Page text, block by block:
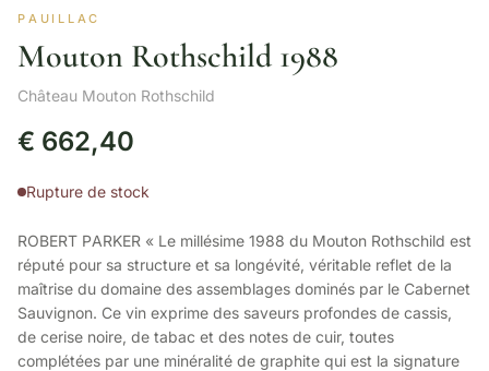
PAUILLAC
Mouton Rothschild 1988
Château Mouton Rothschild
€ 662,40
Rupture de stock
ROBERT PARKER « Le millésime 1988 du Mouton Rothschild est
réputé pour sa structure et sa longévité, véritable reflet de la
maîtrise du domaine des assemblages dominés par le Cabernet
Sauvignon. Ce vin exprime des saveurs profondes de cassis,
de cerise noire, de tabac et des notes de cuir, toutes
complétées par une minéralité de graphite qui est la signature